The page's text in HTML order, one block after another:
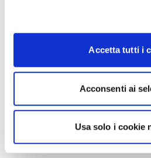
Accetta tutti i
Acconsenti ai
Usa solo i cookie